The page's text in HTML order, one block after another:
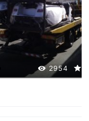
2954